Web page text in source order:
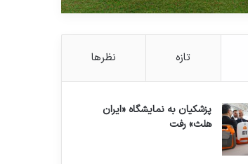
تازه نظرها
پزشکیان به نمایشگاه «ایران
هلث» رفت